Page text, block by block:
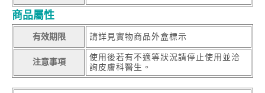
商品屬性
有效期限 請詳見實物商品外盒標示
注意事項
使用後若有不適等狀況請停止使用並洽
詢皮膚科醫生。